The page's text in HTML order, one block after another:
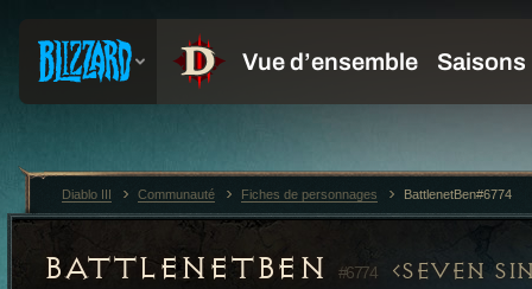
BATTLENETBEN #6774 SEVEN
Diablo III Communauté Fiches de personnages BattlenetBen#6774